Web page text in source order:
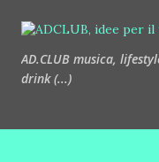
AD.CLUB musica,
drink (...)